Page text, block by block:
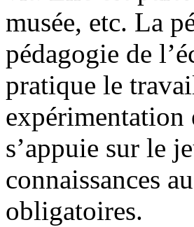
musée, etc. La
pédagogie de
pratique le
expérimentation
s’appuie sur le
connaissances
obligatoires.